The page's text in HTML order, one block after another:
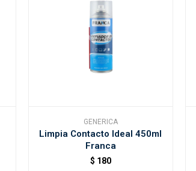
GENERICA
Limpia Contacto Ideal 450ml
Franca
$ 180